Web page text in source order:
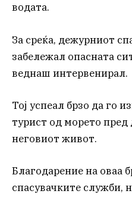
водата.
За среќа, дежурниот
забележал опасната
веднаш интервенирал.
Тој успеал брзо да го
турист од морето пред
неговиот живот.
Благодарение на оваа
спасувачките служби,